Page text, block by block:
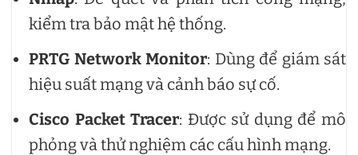
kiểm tra bảo mật hệ thống.
PRTG Network Monitor: Dùng để giám sát
hiệu suất mạng và cảnh báo sự cố.
Cisco Packet Tracer: Được sử dụng để mô
phỏng và thử nghiệm các cấu hình mạng.